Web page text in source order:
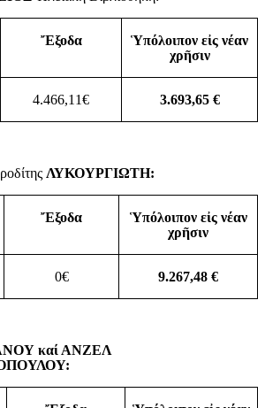
Ἔξοδα
Ὑπόλοιπον εἰς νέαν
χρῆσιν
4.466,11€ 3.693,65 €
ΛΥΚΟΥΡΓΙΩΤΗ:
Ἔξοδα
Ὑπόλοιπον εἰς νέαν
χρῆσιν
0€ 9.267,48 €
καί ΑΝΖΕΛ